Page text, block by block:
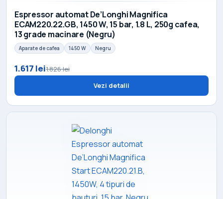
Espressor automat De’Longhi Magnifica
ECAM220.22.GB, 1450 W, 15 bar, 1.8 L, 250g cafea,
13 grade macinare (Negru)
Aparate de cafea 1450 W Negru
1.617 lei1.826 lei
Vezi detalii